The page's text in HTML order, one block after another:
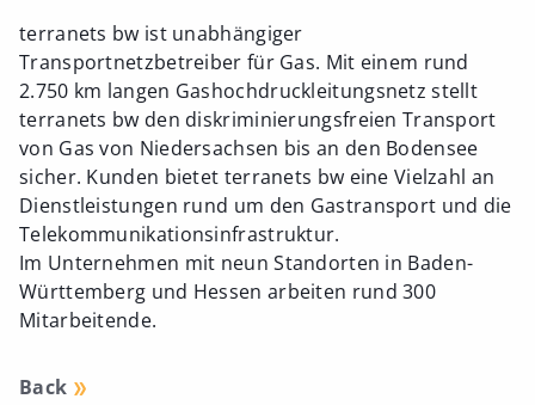
terranets bw ist unabhängiger
Transportnetzbetreiber für Gas. Mit einem rund
2.750 km langen Gashochdruckleitungsnetz stellt
terranets bw den diskriminierungsfreien Transport
von Gas von Niedersachsen bis an den Bodensee
sicher. Kunden bietet terranets bw eine Vielzahl an
Dienstleistungen rund um den Gastransport und die
Telekommunikationsinfrastruktur.
Im Unternehmen mit neun Standorten in Baden-
Württemberg und Hessen arbeiten rund 300
Mitarbeitende.
Back